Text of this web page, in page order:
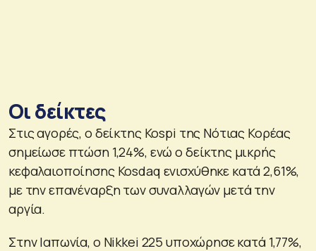
Οι δείκτες
Στις αγορές, ο δείκτης Kospi της Νότιας Κορέας
σημείωσε πτώση 1,24%, ενώ ο δείκτης μικρής
κεφαλαιοποίησης Kosdaq ενισχύθηκε κατά 2,61%,
με την επανέναρξη των συναλλαγών μετά την
αργία.
Στην Ιαπωνία, ο Nikkei 225 υποχώρησε κατά 1,77%,